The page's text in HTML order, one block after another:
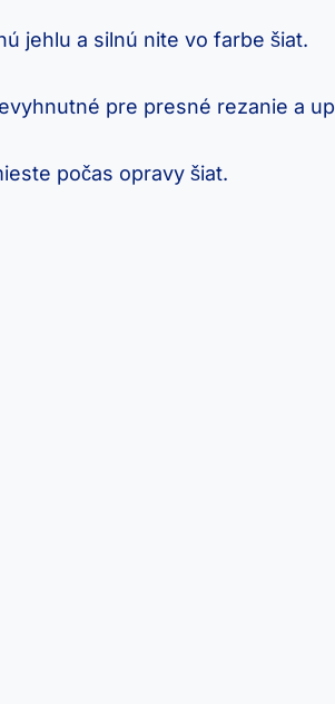
jehlu a silnú nite ⁤vo farbe ‌šiat.
pre presné ​rezanie a
počas opravy šiat.